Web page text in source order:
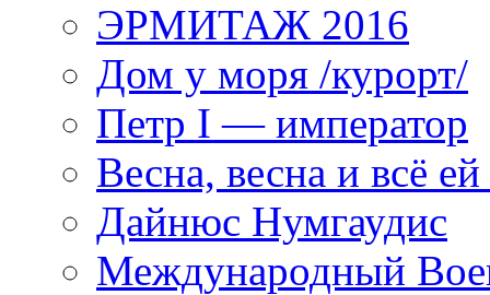
ЭРМИТАЖ 2016
Дом у моря /курорт/
Петр I — император
Весна, весна и всё
Дайнюс Нумгаудис
Международный